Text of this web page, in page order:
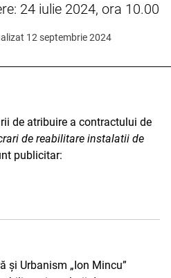
24 iulie 2024, ora 10.00
12 septembrie 2024
de atribuire a contractului de
de reabilitare instalatii de
publicitar:
și Urbanism „Ion Mincu”